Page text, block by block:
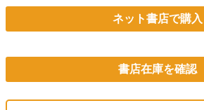
ネット書店で購入
書店在庫を確認